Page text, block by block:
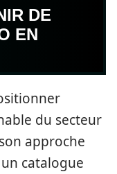
DE
EN
du secteur
approche
catalogue